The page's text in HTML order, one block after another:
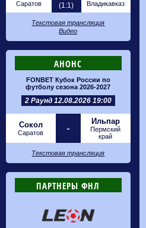
Саратов (1:1) Владикавказ
Текстовая трансляция
Видео
АНОНС
FONBET Кубок России по
футболу сезона 2026-2027
2 Раунд 12.08.2026 19:00
Сокол
Саратов -
Ильпар
Пермский
край
Текстовая трансляция
ПАРТНЕРЫ ФНЛ